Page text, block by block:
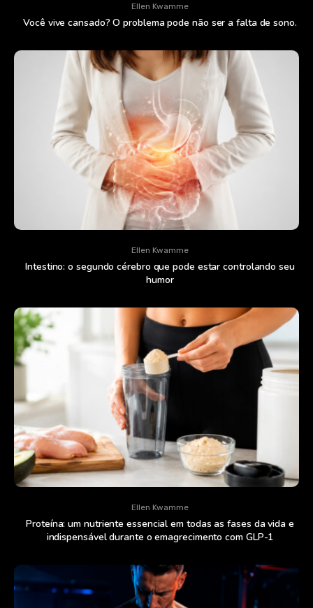
Ellen Kwamme
Você vive cansado? O problema pode não ser a falta de sono.
Ellen Kwamme
Intestino: o segundo cérebro que pode estar controlando seu
humor
Ellen Kwamme
Proteína: um nutriente essencial em todas as fases da vida e
indispensável durante o emagrecimento com GLP-1